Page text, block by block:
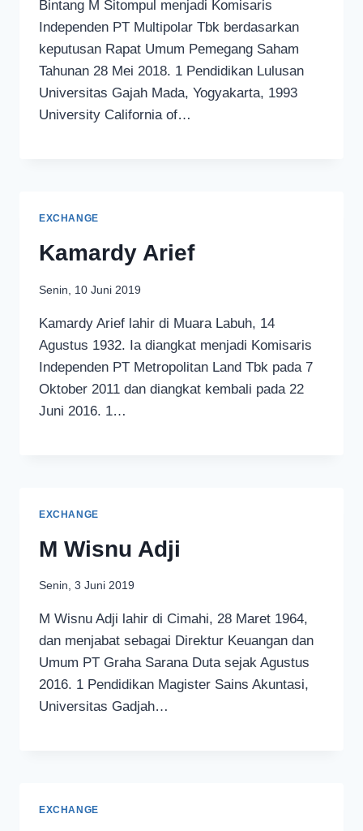
Bintang M Sitompul menjadi Komisaris
Independen PT Multipolar Tbk berdasarkan
keputusan Rapat Umum Pemegang Saham
Tahunan 28 Mei 2018. 1 Pendidikan Lulusan
Universitas Gajah Mada, Yogyakarta, 1993
University California of…
EXCHANGE
Kamardy Arief
Senin, 10 Juni 2019
Kamardy Arief lahir di Muara Labuh, 14
Agustus 1932. Ia diangkat menjadi Komisaris
Independen PT Metropolitan Land Tbk pada 7
Oktober 2011 dan diangkat kembali pada 22
Juni 2016. 1…
EXCHANGE
M Wisnu Adji
Senin, 3 Juni 2019
M Wisnu Adji lahir di Cimahi, 28 Maret 1964,
dan menjabat sebagai Direktur Keuangan dan
Umum PT Graha Sarana Duta sejak Agustus
2016. 1 Pendidikan Magister Sains Akuntasi,
Universitas Gadjah…
EXCHANGE